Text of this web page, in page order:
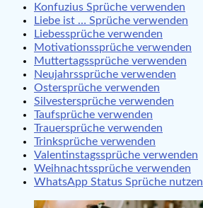
Konfuzius Sprüche verwenden
Liebe ist … Sprüche verwenden
Liebessprüche verwenden
Motivationssprüche verwenden
Muttertagssprüche verwenden
Neujahrssprüche verwenden
Ostersprüche verwenden
Silvestersprüche verwenden
Taufsprüche verwenden
Trauersprüche verwenden
Trinksprüche verwenden
Valentinstagssprüche verwenden
Weihnachtssprüche verwenden
WhatsApp Status Sprüche nutzen